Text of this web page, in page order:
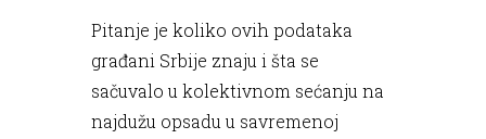
Pitanje je koliko ovih podataka
građani Srbije znaju i šta se
sačuvalo u kolektivnom sećanju na
najdužu opsadu u savremenoj